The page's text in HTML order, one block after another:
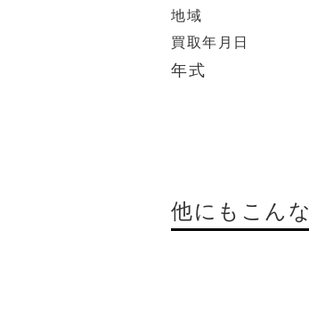
地域
買取年月日
年式
他にもこん